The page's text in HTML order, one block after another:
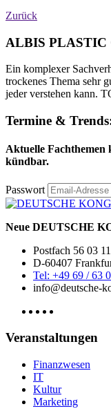
Zurück
ALBIS PLASTIC
Ein komplexer
trockenes Thema sehr
jeder verstehen kann.
Termine &
Aktuelle Fachthemen
kündbar.
Passwort
Neue DEUTSCHE
Postfach 56 03 11
D-60407
Tel: +49 69 / 63
info@deutsche-
Veranstaltungen
Finanzwesen
IT
Kultur
Marketing